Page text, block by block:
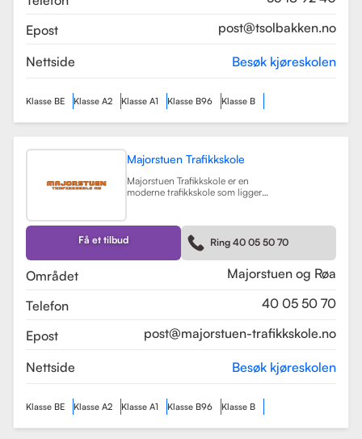
Epost
post@tsolbakken.no
Nettside Besøk kjøreskolen
Klasse BE Klasse A2 Klasse A1 Klasse B96 Klasse B
Majorstuen Trafikkskole
Majorstuen Trafikkskole er en
moderne trafikkskole som ligger
etablert i 2015 og har raskt blitt
kjent for sin høye kvalitet på
opplæring. Alle instruktørene er
pedagogisk utdannet fra Nord
Universitet og Met Universitet, noe
som sikrer en profesjonell og trygg
Få et tilbud Ring 40 05 50 70
Området
Majorstuen og Røa
Telefon
40 05 50 70
Epost
post@majorstuen-trafikkskole.no
Nettside Besøk kjøreskolen
Klasse BE Klasse A2 Klasse A1 Klasse B96 Klasse B